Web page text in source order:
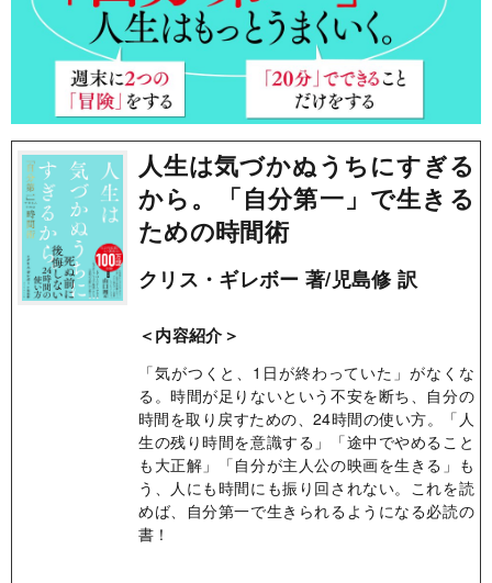
人生は気づかぬうちにすぎる
から。「自分第一」で生きる
ための時間術
クリス・ギレボー 著/児島修 訳
＜内容紹介＞
「気がつくと、1日が終わっていた」がなくな
る。時間が足りないという不安を断ち、自分の
時間を取り戻すための、24時間の使い方。「人
生の残り時間を意識する」「途中でやめること
も大正解」「自分が主人公の映画を生きる」も
う、人にも時間にも振り回されない。これを読
めば、自分第一で生きられるようになる必読の
書！